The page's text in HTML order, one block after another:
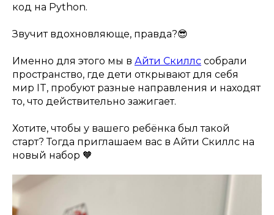
код на Python.
Звучит вдохновляюще, правда?😎
Именно для этого мы в Айти Скиллс собрали
пространство, где дети открывают для себя
мир IT, пробуют разные направления и находят
то, что действительно зажигает.
Хотите, чтобы у вашего ребёнка был такой
старт? Тогда приглашаем вас в Айти Скиллс на
новый набор 🧡